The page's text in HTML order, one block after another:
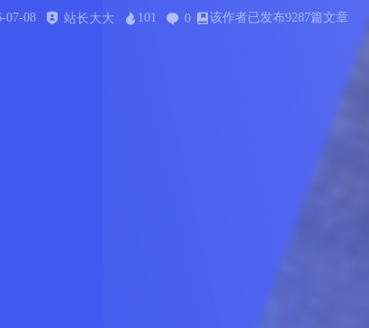
07-08 站长大大 101 0 该作者已发布9287篇文章